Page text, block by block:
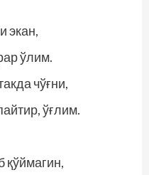
экан,
ўлим.
чўғни,
ўғлим.
қўймагин,